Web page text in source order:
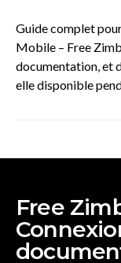
Guide complet
Mobile – Free
documentation, et
elle disponible
Free